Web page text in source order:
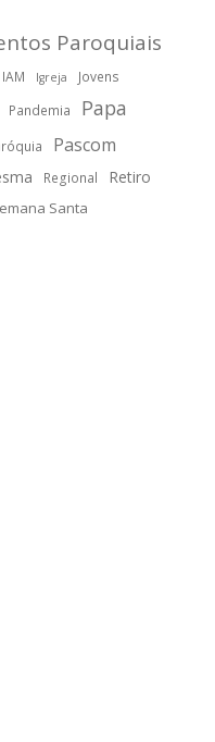
Paroquiais
IAM Igreja Jovens
Pandemia Papa
Pascom
Regional Retiro
Santa